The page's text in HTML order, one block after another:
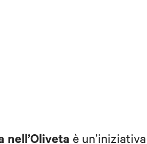
nell’Oliveta è